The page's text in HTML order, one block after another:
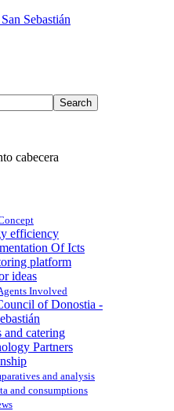
Sebastián
efficiency
Of Icts
platform
ideas
Involved
of Donostia -
and catering
Partners
and analysis
and consumptions